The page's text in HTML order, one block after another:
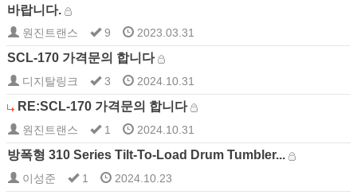
바랍니다.
원진트랜스 9 2023.03.31
SCL-170 가격문의 합니다
디지탈링크 3 2024.10.31
RE:SCL-170 가격문의 합니다
원진트랜스 1 2024.10.31
방폭형 310 Series Tilt-To-Load Drum Tumbler...
이성준 1 2024.10.23